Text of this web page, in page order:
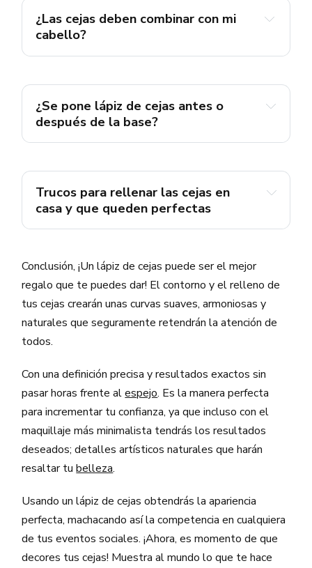
¿Las cejas deben combinar con mi
cabello?
¿Se pone lápiz de cejas antes o
después de la base?
la base
Trucos para rellenar las cejas en
casa y que queden perfectas
Conclusión, ¡Un lápiz de cejas puede ser el mejor
regalo que te puedes dar! El contorno y el relleno de
tus cejas crearán unas curvas suaves, armoniosas y
naturales que seguramente retendrán la atención de
todos.
Con una definición precisa y resultados exactos sin
pasar horas frente alespejo. Es la manera perfecta
para incrementar tu confianza, ya que incluso con el
maquillaje más minimalista tendrás los resultados
deseados; detalles artísticos naturales que harán
resaltar tubelleza.
Usando un lápiz de cejas obtendrás la apariencia
perfecta, machacando así la competencia en cualquiera
de tus eventos sociales. ¡Ahora, es momento de que
decores tus cejas! Muestra al mundo lo que te hace